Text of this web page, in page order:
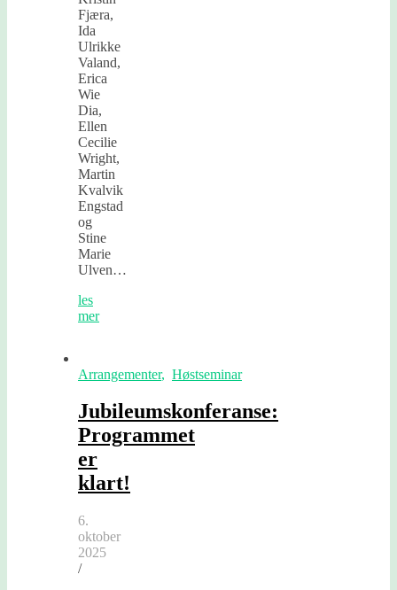
Fjæra,
Ida
Ulrikke
Valand,
Erica
Wie
Dia,
Ellen
Cecilie
Wright,
Martin
Kvalvik
Engstad
og
Stine
Marie
Ulven…
les
mer
Arrangementer, Høstseminar
Jubileumskonferanse:
Programmet
er
klart!
6.
oktober
2025
/